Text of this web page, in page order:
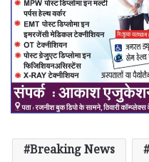
Breaking News